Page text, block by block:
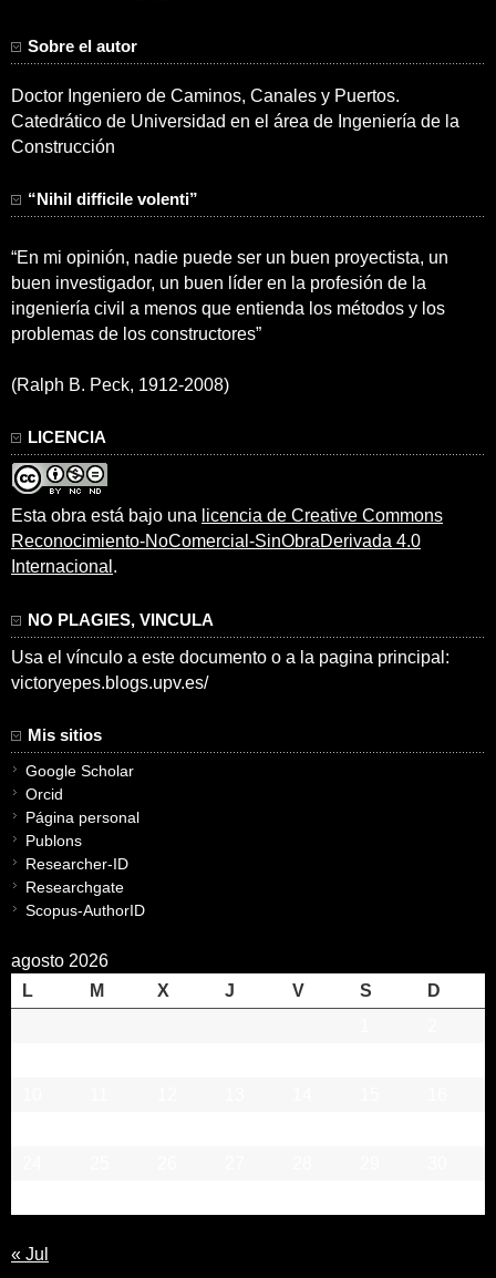
Sobre el autor
Doctor Ingeniero de Caminos, Canales y Puertos.
Catedrático de Universidad en el área de Ingeniería de la
Construcción
“Nihil difficile volenti”
“En mi opinión, nadie puede ser un buen proyectista, un
buen investigador, un buen líder en la profesión de la
ingeniería civil a menos que entienda los métodos y los
problemas de los constructores”
(Ralph B. Peck, 1912-2008)
LICENCIA
Esta obra está bajo una licencia de Creative Commons
Reconocimiento-NoComercial-SinObraDerivada 4.0
Internacional .
NO PLAGIES, VINCULA
Usa el vínculo a este documento o a la pagina principal:
victoryepes.blogs.upv.es/
Mis sitios
Google Scholar
Orcid
Página personal
Publons
Researcher-ID
Researchgate
Scopus-AuthorID
agosto 2026
L
M X J V S
D
« Jul